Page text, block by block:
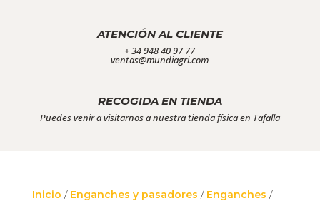
ATENCIÓN AL CLIENTE
+ 34 948 40 97 77
ventas@mundiagri.com
RECOGIDA EN TIENDA
Puedes venir a visitarnos a nuestra tienda física en Tafalla
Inicio / Enganches y pasadores / Enganches /